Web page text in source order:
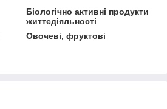
Біологічно активні продукти
життєдіяльності
Овочеві, фруктові